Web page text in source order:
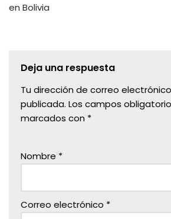
en Bolivia
Deja una respuesta
Tu dirección de correo
publicada. Los campos
marcados con *
Nombre *
Correo electrónico *